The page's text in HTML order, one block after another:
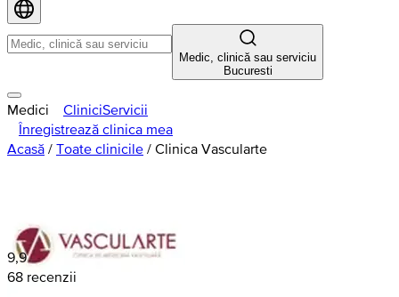
Medic, clinică sau serviciu
Bucuresti
Medici CliniciServicii
Înregistrează clinica mea
Acasă / Toate clinicile / Clinica Vascularte
9,9
68 recenzii